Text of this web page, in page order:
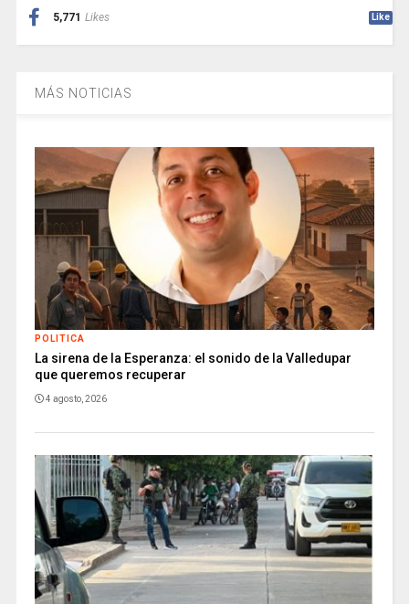
5,771 Likes Like
MÁS NOTICIAS
POLITICA
La sirena de la Esperanza: el sonido de la Valledupar
que queremos recuperar
4 agosto, 2026